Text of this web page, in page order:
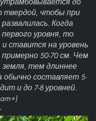
до
твердой, чтобы при
Когда
уровня, то
ставится на уровень
50-70 см. Чем
тем длиннее
составляет 5-
и до 7-8 уровней.